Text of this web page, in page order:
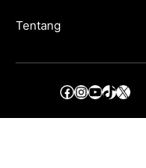
Tentang
Facebook
Instagram
YouTube
TikTok
X